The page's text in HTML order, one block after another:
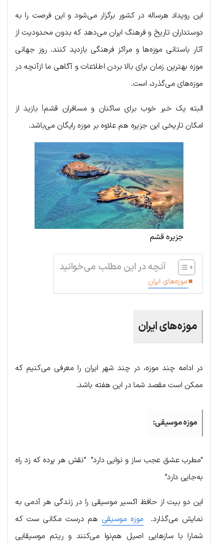
این رویداد هرساله در کشور برگزار می‌شود و این فرصت را به
دوستداران تاریخ و فرهنگ ایران می‌دهد که بدون محدودیت از
آثار باستانی موزه‌ها و مراکز فرهنگی بازدید کنند. روز جهانی
موزه بهترین زمان برای بالا بردن اطلاعات و آگاهی ما ازآنچه در
موزه‌های می‌گذرد، است.
البته یک خبر خوب برای ساکنان و مسافران قشم! بازید از
امکان تاریخی این جزیره هم علاوه بر موزه رایگان می‌باشد.
جزیره قشم
آنچه در این مطلب می‌خوانید
موزه‌های ایران
موزه‌های ایران
در ادامه چند موزه، در چند شهر ایران را معرفی می‌کنیم که
ممکن است مقصد شما در این هفته باشد.
موزه موسیقی:
“مطرب عشق عجب ساز و نوایی دارد” “نقش هر پرده که زد راه
به‌جایی دارد”
این دو بیت از حافظ اکسیر موسیقی را در زندگی هر آدمی به
نمایش می‌گذارد. موزه موسیقی هم درست مکانی ست که
شمارا با سازهایی اصیل هم‌نوا می‌کنند و ریتم موسیقایی